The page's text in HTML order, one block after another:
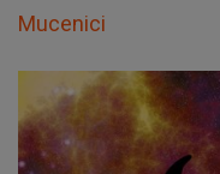
Mucenici